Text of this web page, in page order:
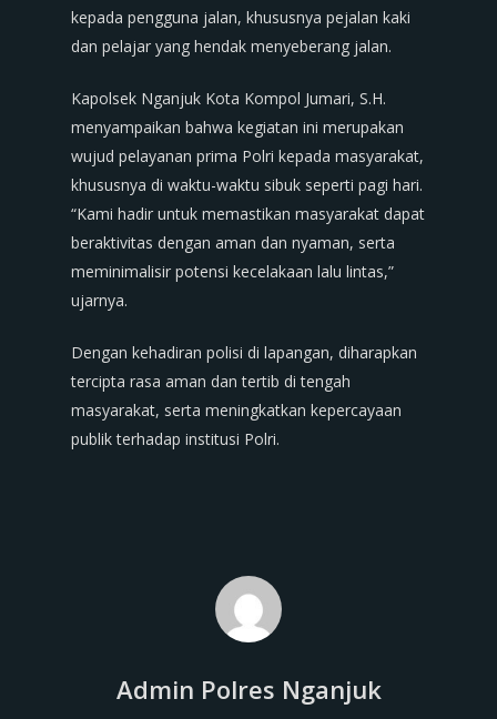
kepada pengguna jalan, khususnya pejalan kaki
dan pelajar yang hendak menyeberang jalan.
Kapolsek Nganjuk Kota Kompol Jumari, S.H.
menyampaikan bahwa kegiatan ini merupakan
wujud pelayanan prima Polri kepada masyarakat,
khususnya di waktu-waktu sibuk seperti pagi hari.
“Kami hadir untuk memastikan masyarakat dapat
beraktivitas dengan aman dan nyaman, serta
meminimalisir potensi kecelakaan lalu lintas,”
ujarnya.
Dengan kehadiran polisi di lapangan, diharapkan
tercipta rasa aman dan tertib di tengah
masyarakat, serta meningkatkan kepercayaan
publik terhadap institusi Polri.
Admin Polres Nganjuk